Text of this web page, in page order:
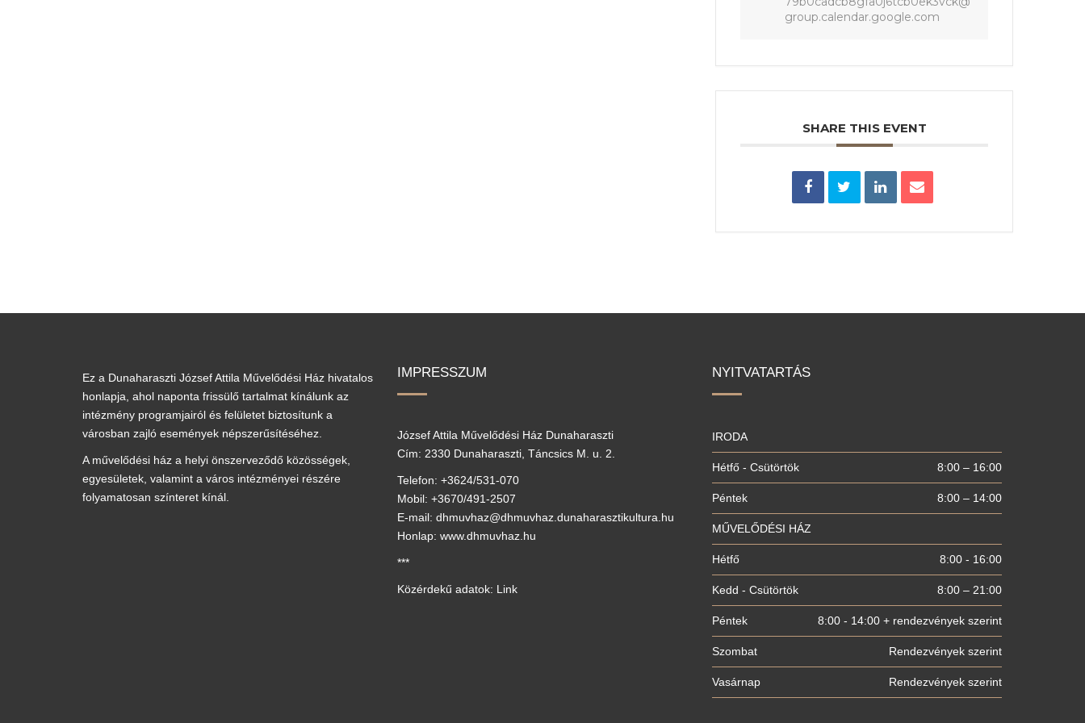
group.calendar.google.com
SHARE THIS EVENT
Ez a Dunaharaszti József Attila Művelődési Ház hivatalos
honlapja, ahol naponta frissülő tartalmat kínálunk az
intézmény programjairól és felületet biztosítunk a
városban zajló események népszerűsítéséhez.
A művelődési ház a helyi önszerveződő közösségek,
egyesületek, valamint a város intézményei részére
folyamatosan színteret kínál.
IMPRESSZUM
József Attila Művelődési Ház Dunaharaszti
Cím: 2330 Dunaharaszti, Táncsics M. u. 2.
Telefon: +3624/531-070
Mobil: +3670/491-2507
E-mail: dhmuvhaz@dhmuvhaz.dunaharasztikultura.hu
Honlap: www.dhmuvhaz.hu
***
Közérdekű adatok: Link
NYITVATARTÁS
IRODA
Hétfő - Csütörtök 8:00 – 16:00
Péntek 8:00 – 14:00
MŰVELŐDÉSI HÁZ
Hétfő 8:00 - 16:00
Kedd - Csütörtök 8:00 – 21:00
Péntek 8:00 - 14:00 + rendezvények szerint
Szombat Rendezvények szerint
Vasárnap Rendezvények szerint